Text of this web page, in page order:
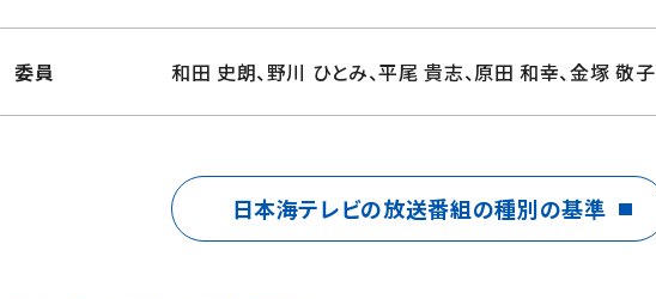
委員 和田 史朗、野川 ひとみ、平尾 貴志、原田 和幸、金塚 敬子
日本海テレビの放送番組の種別の基準